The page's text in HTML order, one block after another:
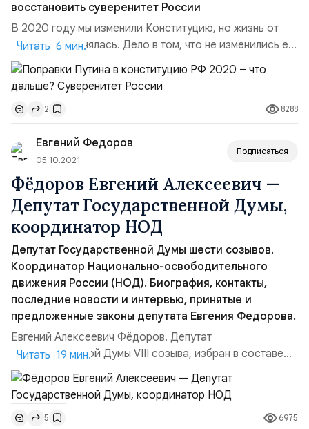
восстановить суверенитет России
В 2020 году мы изменили Конституцию, но жизнь от
этого не поменялась. Дело в том, что не изменились её
главные статьи, которые расположены в 1-й главе.
Основной закон был принят в 1993 году при участии
американцев. Они утвердили в Конституции внешнее
управление нашей страной – Россия стала колонией.
Элита же встроена в западный мир и против
восстановлен...
Читать 6 мин.
2 8288
Евгений Федоров
05.10.2021
Подписаться
Фёдоров Евгений Алексеевич —
Депутат Государственной Думы,
координатор НОД
Депутат Государственной Думы шести созывов.
Координатор Национально-освободительного
движения России (НОД). Биография, контакты,
последние новости и интервью, принятые и
предложенные законы депутата Евгения Федорова.
Евгений Алексеевич Фёдоров. Депутат
Государственной Думы VIII созыва, избран в составе
федерального списка кандидатов, выдвинутого
Всероссийской политической партией «ЕДИНАЯ
РОССИЯ». Фракция: «ЕДИНАЯ РОССИЯ»Член
“Комитета по бюджету и налогам” С 1993 в течение
Читать 19 мин.
5 6975